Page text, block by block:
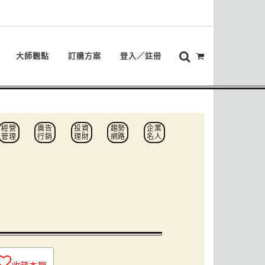
大師觀點 訂購方案 登入／註冊
經營
管理
廣告
行銷
投資
理財
趨勢
網路
企業
名人